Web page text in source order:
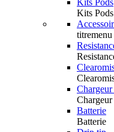
Kits Pods
Kits Pods
titremenu
Batterie
Batterie